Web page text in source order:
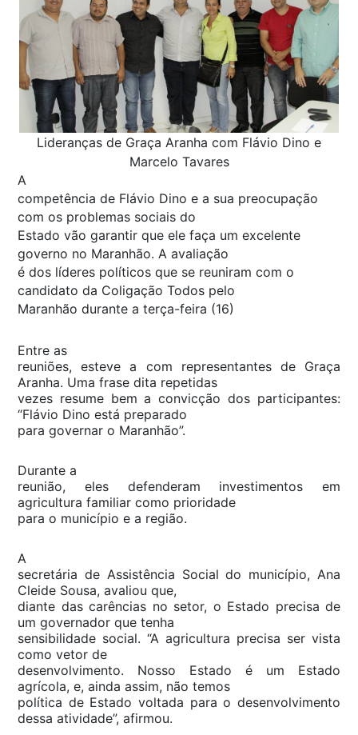
Lideranças de Graça Aranha com Flávio Dino e
Marcelo Tavares
A
competência de Flávio Dino e a sua preocupação
com os problemas sociais do
Estado vão garantir que ele faça um excelente
governo no Maranhão. A avaliação
é dos líderes políticos que se reuniram com o
candidato da Coligação Todos pelo
Maranhão durante a terça-feira (16)
Entre as
reuniões, esteve a com representantes de Graça
Aranha. Uma frase dita repetidas
vezes resume bem a convicção dos participantes:
“Flávio Dino está preparado
para governar o Maranhão”.
Durante a
reunião, eles defenderam investimentos em
agricultura familiar como prioridade
para o município e a região.
A
secretária de Assistência Social do município, Ana
Cleide Sousa, avaliou que,
diante das carências no setor, o Estado precisa de
um governador que tenha
sensibilidade social. “A agricultura precisa ser vista
como vetor de
desenvolvimento. Nosso Estado é um Estado
agrícola, e, ainda assim, não temos
política de Estado voltada para o desenvolvimento
dessa atividade”, afirmou.